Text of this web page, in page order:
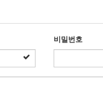
비밀번호